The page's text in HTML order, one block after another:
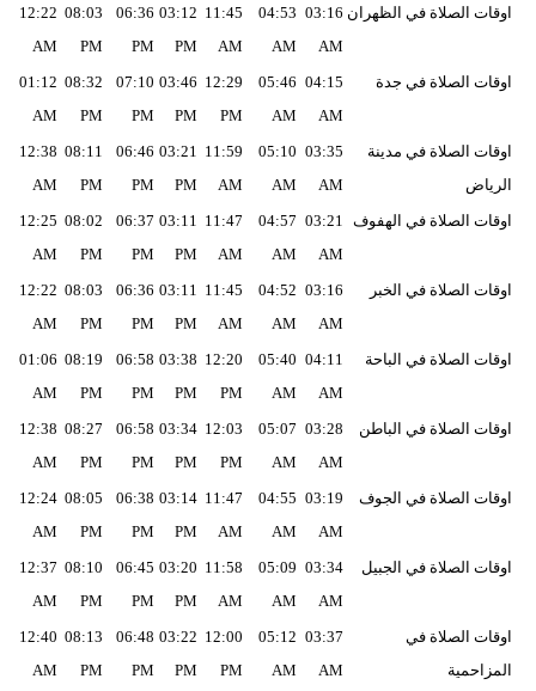
سيارات
اوقات الصلاة في الظهران 03:16
AM
04:53
AM
11:45
AM
03:12
PM
06:36
PM
08:03
PM
12:22
AM
اوقات الصلاة في جدة
04:15
AM
05:46
AM
12:29
PM
03:46
PM
07:10
PM
08:32
PM
01:12
AM
اوقات الصلاة في مدينة
الرياض
03:35
AM
05:10
AM
11:59
AM
03:21
PM
06:46
PM
08:11
PM
12:38
AM
اوقات الصلاة في الهفوف 03:21
AM
04:57
AM
11:47
AM
03:11
PM
06:37
PM
08:02
PM
12:25
AM
اوقات الصلاة في الخبر
03:16
AM
04:52
AM
11:45
AM
03:11
PM
06:36
PM
08:03
PM
12:22
AM
اوقات الصلاة في الباحة
04:11
AM
05:40
AM
12:20
PM
03:38
PM
06:58
PM
08:19
PM
01:06
AM
اوقات الصلاة في الباطن
03:28
AM
05:07
AM
12:03
PM
03:34
PM
06:58
PM
08:27
PM
12:38
AM
اوقات الصلاة في الجوف
03:19
AM
04:55
AM
11:47
AM
03:14
PM
06:38
PM
08:05
PM
12:24
AM
اوقات الصلاة في الجبيل
03:34
AM
05:09
AM
11:58
AM
03:20
PM
06:45
PM
08:10
PM
12:37
AM
اوقات الصلاة في
المزاحمية
03:37
AM
05:12
AM
12:00
PM
03:22
PM
06:48
PM
08:13
PM
12:40
AM